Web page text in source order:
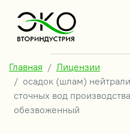
Главная
Лицензии
осадок (шлам)
сточных вод
обезвоженный